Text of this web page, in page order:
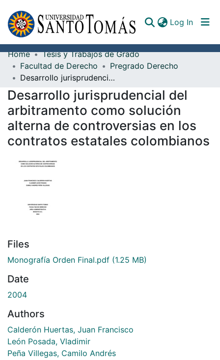
Log In
Communities & Collections
All of DSpace
Documents
Home
Tesis y Trabajos de Grado
Facultad de Derecho
Pregrado Derecho
Desarrollo jurisprudencial del arbitramento como solución alterna de controversias en los contratos estatales colombianos
Desarrollo jurisprudencial del
arbitramento como solución
alterna de controversias en los
contratos estatales colombianos
Files
Monografía Orden Final.pdf (1.25 MB)
Date
2004
Authors
Calderón Huertas, Juan Francisco
León Posada, Vladimir
Peña Villegas, Camilo Andrés